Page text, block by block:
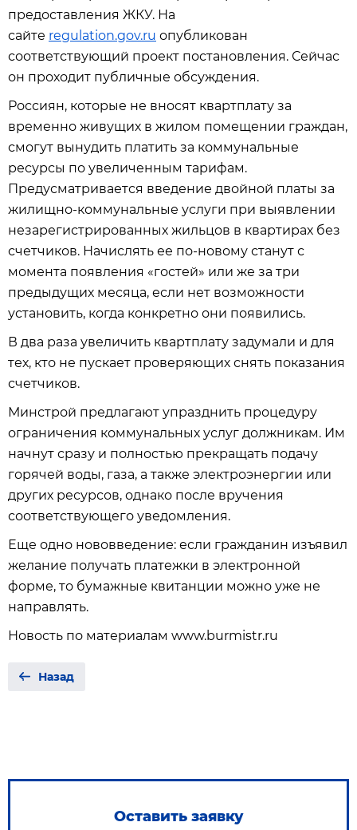
предоставления ЖКУ. На
сайте regulation.gov.ru опубликован
соответствующий проект постановления. Сейчас
он проходит публичные обсуждения.
Россиян, которые не вносят квартплату за
временно живущих в жилом помещении граждан,
смогут вынудить платить за коммунальные
ресурсы по увеличенным тарифам.
Предусматривается введение двойной платы за
жилищно-коммунальные услуги при выявлении
незарегистрированных жильцов в квартирах без
счетчиков. Начислять ее по-новому станут с
момента появления «гостей» или же за три
предыдущих месяца, если нет возможности
установить, когда конкретно они появились.
В два раза увеличить квартплату задумали и для
тех, кто не пускает проверяющих снять показания
счетчиков.
Минстрой предлагают упразднить процедуру
ограничения коммунальных услуг должникам. Им
начнут сразу и полностью прекращать подачу
горячей воды, газа, а также электроэнергии или
других ресурсов, однако после вручения
соответствующего уведомления.
Еще одно нововведение: если гражданин изъявил
желание получать платежки в электронной
форме, то бумажные квитанции можно уже не
направлять.
Новость по материалам www.burmistr.ru
Назад
Оставить заявку